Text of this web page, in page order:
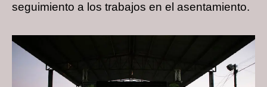
seguimiento a los trabajos en el asentamiento.